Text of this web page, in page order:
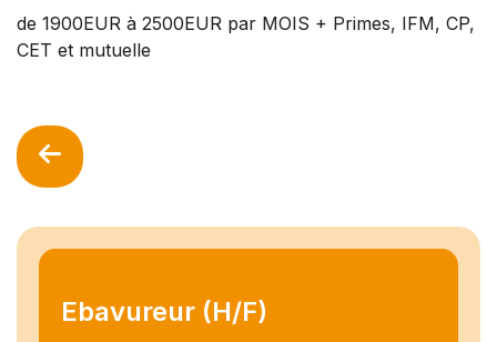
Ebavureur (H/F)
de 1900EUR à 2500EUR par MOIS + Primes, IFM, CP,
CET et mutuelle